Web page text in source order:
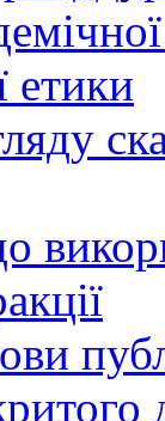
етики